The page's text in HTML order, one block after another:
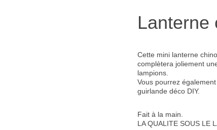
Lanterne
Cette mini lanterne
complètera joliement
lampions.
Vous pourrez
guirlande déco DIY.
Fait à la main.
LA QUALITE SOUS LE